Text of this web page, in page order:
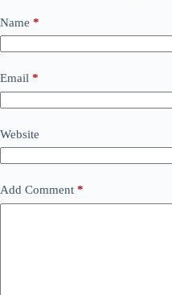
Name *
Email *
Website
Add Comment *